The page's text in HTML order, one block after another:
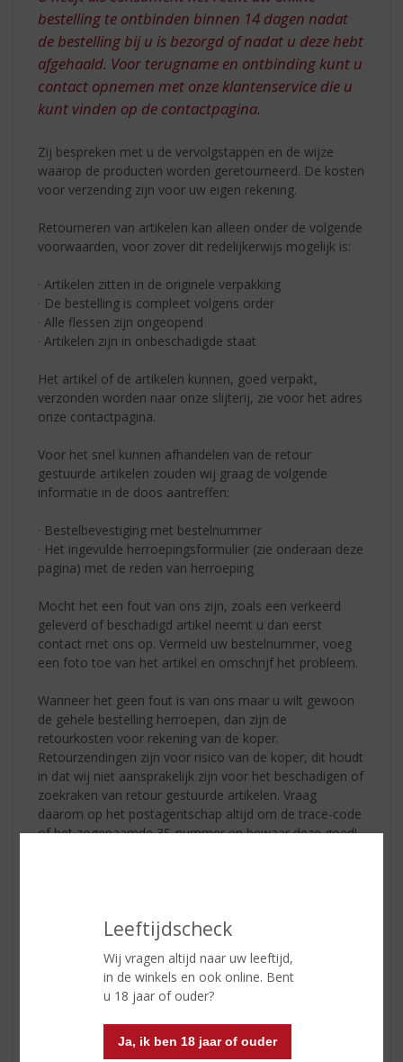
Leeftijdscheck
Wij vragen altijd naar uw leeftijd,
in de winkels en ook online. Bent
u 18 jaar of ouder?
Ja, ik ben 18 jaar of ouder
bestelling te ontbinden binnen 14 dagen nadat
de bestelling bij u is bezorgd of nadat u deze hebt
afgehaald. Voor terugname en ontbinding kunt u
contact opnemen met onze klantenservice die u
kunt vinden op de contactpagina.
Zij bespreken met u de vervolgstappen en de wijze
waarop de producten worden geretourneerd. De kosten
voor verzending zijn voor uw eigen rekening.
Retourneren van artikelen kan alleen onder de volgende
voorwaarden, voor zover dit redelijkerwijs mogelijk is:
· Artikelen zitten in de originele verpakking
· De bestelling is compleet volgens order
· Alle flessen zijn ongeopend
· Artikelen zijn in onbeschadigde staat
Het artikel of de artikelen kunnen, goed verpakt,
verzonden worden naar onze slijterij, zie voor het adres
onze contactpagina.
Voor het snel kunnen afhandelen van de retour
gestuurde artikelen zouden wij graag de volgende
informatie in de doos aantreffen:
· Bestelbevestiging met bestelnummer
· Het ingevulde herroepingsformulier (zie onderaan deze
pagina) met de reden van herroeping
Mocht het een fout van ons zijn, zoals een verkeerd
geleverd of beschadigd artikel neemt u dan eerst
contact met ons op. Vermeld uw bestelnummer, voeg
een foto toe van het artikel en omschrijf het probleem.
Wanneer het geen fout is van ons maar u wilt gewoon
de gehele bestelling herroepen, dan zijn de
retourkosten voor rekening van de koper.
Retourzendingen zijn voor risico van de koper, dit houdt
in dat wij niet aansprakelijk zijn voor het beschadigen of
zoekraken van retour gestuurde artikelen. Vraag
daarom op het postagentschap altijd om de trace-code
of het zogenaamde 3S-nummer en bewaar deze goed!
aankoop? Neem dan contact met ons op.
Hier kunt u het herroepingsformulier downloaden: